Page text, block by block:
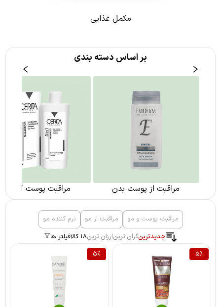
مکمل غذایی
بر اساس دسته بندی
مراقبت از پوست بدن مراقبت پوست آقایان
مراقبت پوست و مو مراقبت از مو
نرم کننده مو
جدیدترینگران ترینارزان ترین18 کالا
فیلتر ها
5%
5%